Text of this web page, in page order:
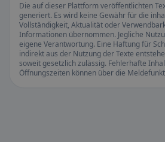
Die auf dieser Plattform veröffentlichten
generiert. Es wird keine Gewähr für die
Vollständigkeit, Aktualität oder
Informationen übernommen. Jegliche
eigene Verantwortung. Eine Haftung für
indirekt aus der Nutzung der Texte
soweit gesetzlich zulässig. Fehlerhafte
Öffnungszeiten können über die